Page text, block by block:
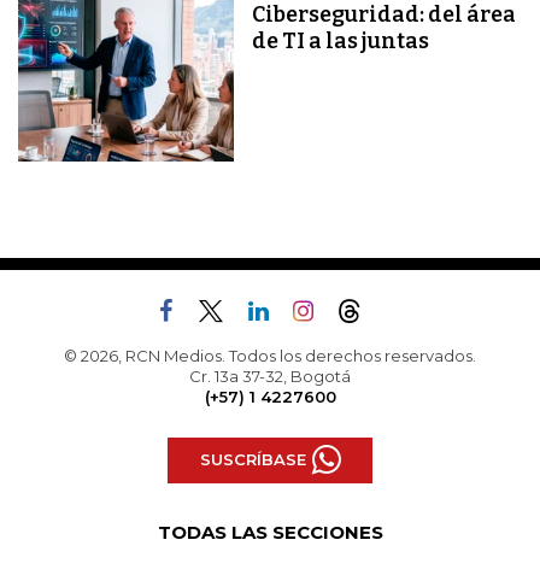
Ciberseguridad: del área
de TI a las juntas
© 2026, RCN Medios. Todos los derechos reservados.
Cr. 13a 37-32, Bogotá
(+57) 1 4227600
SUSCRÍBASE
TODAS LAS SECCIONES